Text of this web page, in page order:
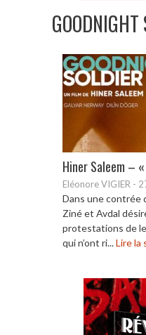
GOODNIGHT
Hiner Saleem –
Eléonore VIGIER -
Dans une contrée
Ziné et Avdal
protestations de
qui n’ont ri...Lire la